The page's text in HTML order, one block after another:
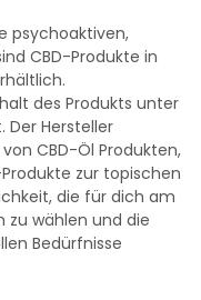
psychoaktiven,
CBD-Produkte in
des Produkts unter
Der Hersteller
CBD-Öl Produkten,
zur topischen
die für dich am
wählen und die
Bedürfnisse